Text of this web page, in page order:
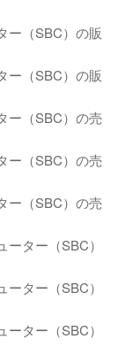
ー（SBC）の販
ー（SBC）の販
ー（SBC）の売
ー（SBC）の売
ー（SBC）の売
ター（SBC）
ター（SBC）
ター（SBC）